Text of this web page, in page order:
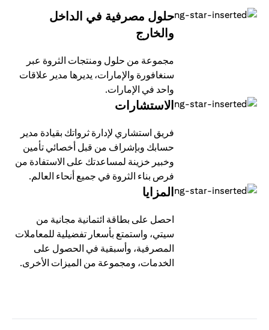
حلول مصرفية في الداخل
والخارج
مجموعة من حلول ومنتجات الثروة عبر
سنغافورة والإمارات، يديرها مدير علاقات
واحد في الإمارات.
الاستشارات
فريق استشاري لإدارة ثرواتك بقيادة مدير
حسابك وبإشراف من قبل أخصائي تأمين
وخبير خزينة لمساعدتك على الاستفادة من
فرص بناء الثروة في جميع أنحاء العالم.
المزايا
احصل على بطاقة ائتمانية مجانية من
سيتي، واستمتع بأسعار تفضيلية للمعاملات
المصرفية، وأسبقية في الحصول على
الخدمات، ومجموعة من الميزات الأخرى.